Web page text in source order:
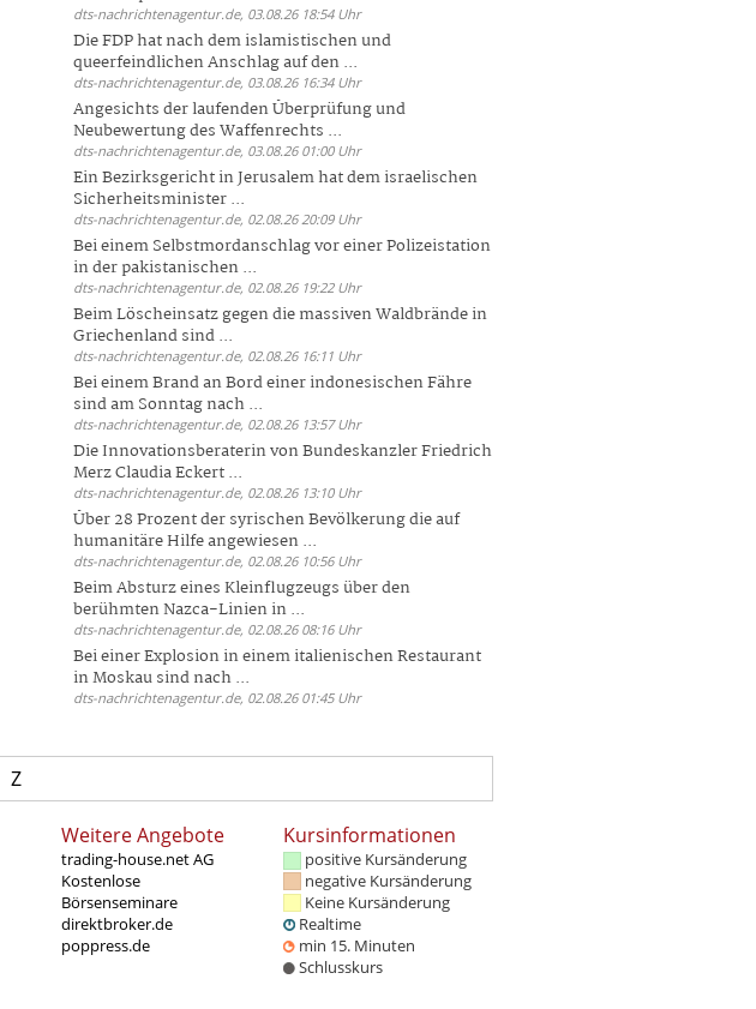
dts-nachrichtenagentur.de, 03.08.26 18:54 Uhr
Die FDP hat nach dem islamistischen und
queerfeindlichen Anschlag auf den ...
dts-nachrichtenagentur.de, 03.08.26 16:34 Uhr
Angesichts der laufenden Überprüfung und
Neubewertung des Waffenrechts ...
dts-nachrichtenagentur.de, 03.08.26 01:00 Uhr
Ein Bezirksgericht in Jerusalem hat dem israelischen
Sicherheitsminister ...
dts-nachrichtenagentur.de, 02.08.26 20:09 Uhr
Bei einem Selbstmordanschlag vor einer Polizeistation
in der pakistanischen ...
dts-nachrichtenagentur.de, 02.08.26 19:22 Uhr
Beim Löscheinsatz gegen die massiven Waldbrände in
Griechenland sind ...
dts-nachrichtenagentur.de, 02.08.26 16:11 Uhr
Bei einem Brand an Bord einer indonesischen Fähre
sind am Sonntag nach ...
dts-nachrichtenagentur.de, 02.08.26 13:57 Uhr
Die Innovationsberaterin von Bundeskanzler Friedrich
Merz Claudia Eckert ...
dts-nachrichtenagentur.de, 02.08.26 13:10 Uhr
Über 28 Prozent der syrischen Bevölkerung die auf
humanitäre Hilfe angewiesen ...
dts-nachrichtenagentur.de, 02.08.26 10:56 Uhr
Beim Absturz eines Kleinflugzeugs über den
berühmten Nazca-Linien in ...
dts-nachrichtenagentur.de, 02.08.26 08:16 Uhr
Bei einer Explosion in einem italienischen Restaurant
in Moskau sind nach ...
dts-nachrichtenagentur.de, 02.08.26 01:45 Uhr
Z
Weitere Angebote
trading-house.net AG
Kostenlose
Börsenseminare
direktbroker.de
poppress.de
Kursinformationen
positive Kursänderung
negative Kursänderung
Keine Kursänderung
Realtime
min 15. Minuten
Schlusskurs